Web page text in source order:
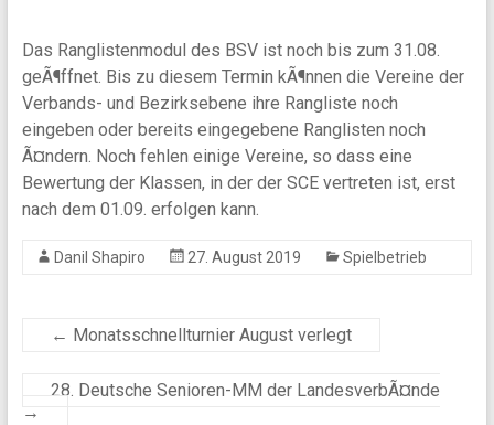
Das Ranglistenmodul des BSV ist noch bis zum 31.08.
geÃ¶ffnet. Bis zu diesem Termin kÃ¶nnen die Vereine der
Verbands- und Bezirksebene ihre Rangliste noch
eingeben oder bereits eingegebene Ranglisten noch
Ã¤ndern. Noch fehlen einige Vereine, so dass eine
Bewertung der Klassen, in der der SCE vertreten ist, erst
nach dem 01.09. erfolgen kann.
Danil Shapiro 27. August 2019 Spielbetrieb
← Monatsschnellturnier August verlegt
28. Deutsche Senioren-MM der LandesverbÃ¤nde
→